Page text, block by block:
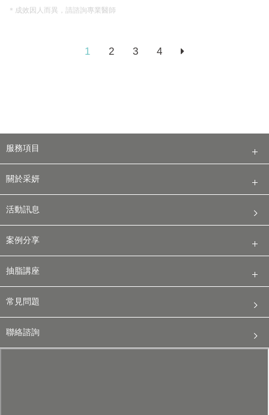
＊成效因人而異，請諮詢專業醫師
1 2 3 4 Next
服務項目
關於采妍
活動訊息
案例分享
抽脂講座
常見問題
聯絡諮詢